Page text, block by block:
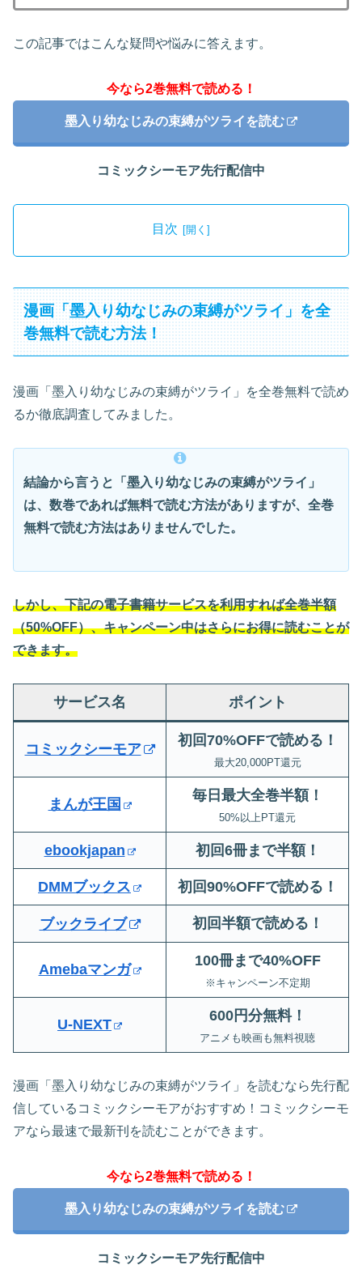
この記事ではこんな疑問や悩みに答えます。
今なら2巻無料で読める！
墨入り幼なじみの束縛がツライを読む
コミックシーモア先行配信中
目次
漫画「墨入り幼なじみの束縛がツライ」を全
巻無料で読む方法！
漫画「墨入り幼なじみの束縛がツライ」を全巻無料で読め
るか徹底調査してみました。
結論から言うと「墨入り幼なじみの束縛がツライ」
は、数巻であれば無料で読む方法がありますが、全巻
無料で読む方法はありませんでした。
しかし、下記の電子書籍サービスを利用すれば全巻半額
（50%OFF）、キャンペーン中はさらにお得に読むことが
できます。
サービス名 ポイント
コミックシーモア
初回70%OFFで読める！
最大20,000PT還元
まんが王国
毎日最大全巻半額！
50%以上PT還元
ebookjapan 初回6冊まで半額！
DMMブックス 初回90%OFFで読める！
ブックライブ 初回半額で読める！
Amebaマンガ
100冊まで40%OFF
※キャンペーン不定期
U-NEXT
600円分無料！
アニメも映画も無料視聴
漫画「墨入り幼なじみの束縛がツライ」を読むなら先行配
信しているコミックシーモアがおすすめ！コミックシーモ
アなら最速で最新刊を読むことができます。
今なら2巻無料で読める！
墨入り幼なじみの束縛がツライを読む
コミックシーモア先行配信中